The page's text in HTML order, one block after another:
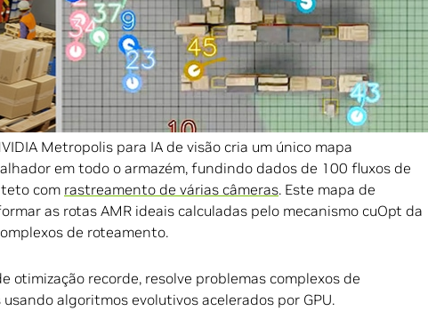
de simulação para dezenas de trabalhadores digitais e
agentes de IA de visão e sensores.
sensor NVIDIAIsaac Perceptor, processa informações visuais
no gêmeo digital.
Metropolis para IA de visão cria um único mapa
em todo o armazém, fundindo dados de 100 fluxos de
com rastreamento de várias câmeras. Este mapa de
as rotas AMR ideais calculadas pelo mecanismo cuOpt da
de roteamento.
otimização recorde, resolve problemas complexos de
algoritmos evolutivos acelerados por GPU.